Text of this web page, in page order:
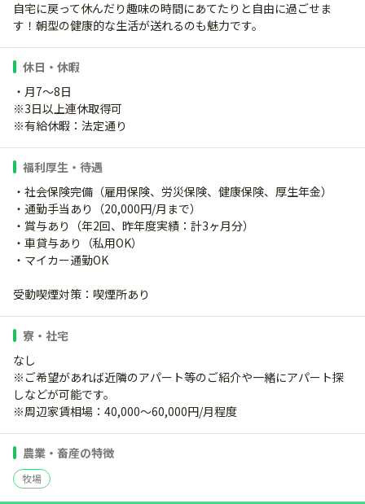
自宅に戻って休んだり趣味の時間にあてたりと自由に過ごせま
す！朝型の健康的な生活が送れるのも魅力です。
休日・休暇
・月7～8日
※3日以上連休取得可
※有給休暇：法定通り
福利厚生・待遇
・社会保険完備（雇用保険、労災保険、健康保険、厚生年金）
・通勤手当あり（20,000円/月まで）
・賞与あり（年2回、昨年度実績：計3ヶ月分）
・車貸与あり（私用OK）
・マイカー通勤OK
受動喫煙対策：喫煙所あり
寮・社宅
なし
※ご希望があれば近隣のアパート等のご紹介や一緒にアパート探
しなどが可能です。
※周辺家賃相場：40,000～60,000円/月程度
農業・畜産の特徴
牧場